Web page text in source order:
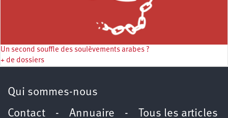
Un second souffle des soulèvements arabes ?
+ de dossiers
Qui sommes-nous
Contact - Annuaire -
Tous les articles